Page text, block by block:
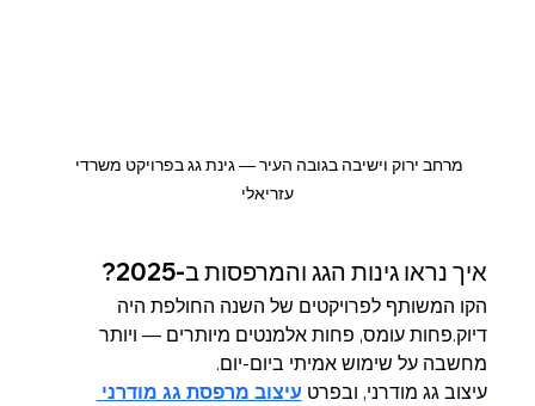
מרחב ירוק וישיבה בגובה העיר — גינת גג בפרויקט משרדי
עזריאלי
איך נראו גינות הגג והמרפסות ב-2025?
הקו המשותף לפרויקטים של השנה החולפת היה
דיוק.פחות עומס, פחות אלמנטים מיותרים — ויותר
מחשבה על שימוש אמיתי ביום-יום.
עיצוב גג מודרני, ובפרט עיצוב מרפסת גג מודרני